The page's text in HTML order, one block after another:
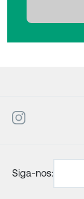
Siga-nos: